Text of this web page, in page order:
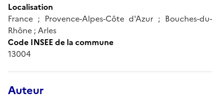
Localisation
France ; Provence-Alpes-Côte d'Azur ; Bouches-du-
Rhône ; Arles
Code INSEE de la commune
13004
Auteur